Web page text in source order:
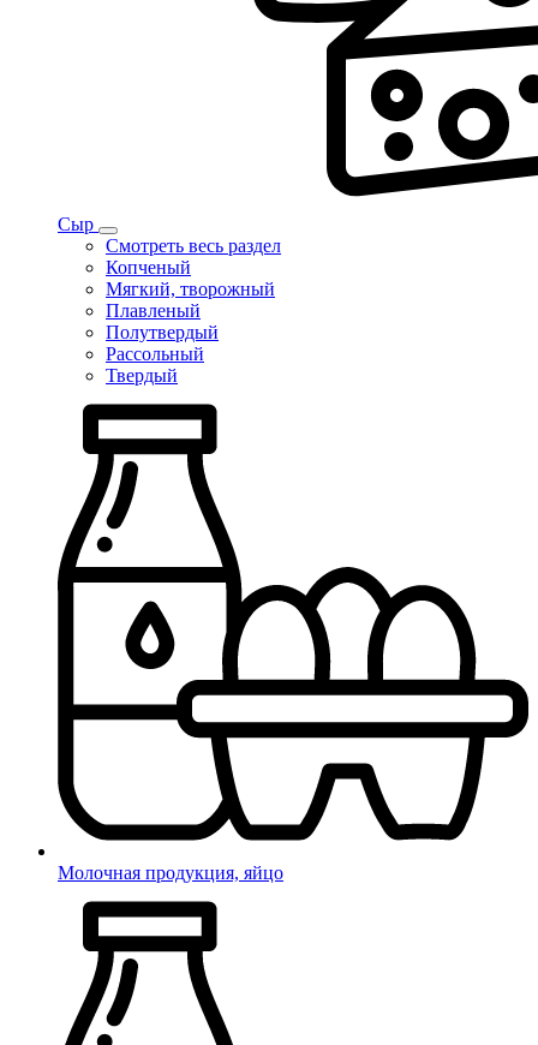
Сыр
Смотреть весь раздел
Копченый
Мягкий, творожный
Плавленый
Полутвердый
Рассольный
Твердый
Молочная продукция, яйцо